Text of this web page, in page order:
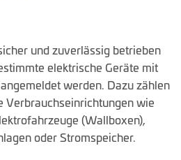
und zuverlässig betrieben
elektrische Geräte mit
werden. Dazu zählen
Verbrauchseinrichtungen wie
(Wallboxen),
oder Stromspeicher.